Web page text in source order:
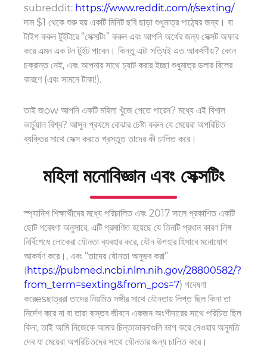
subreddit: https://www.reddit.com/r/sexting/
দাম $1 থেকে শুরু হয় একটি মিনিটছবি ছাড়া শুধুমাত্র পাঠ্যের জন্য। বা
টাইপ করুনটুইটারে “সেক্সটিং” করুন এবং আপনি অর্থের জন্য সেক্সট অফার
করে এমন এক টন টুইট পাবেন। কিন্তু এটা সত্যিই এত আকর্ষণীয়? কোন
চক্রান্ত নেই, এবং আপনার সাথে চ্যাট করার ইচ্ছা শুধুমাত্র ডলার বিলের
কারণে (এবং সামনে টাকা!).
তাই জow আপনি একটি মহিলা খুঁজে পেতে পারেন? মধ্যে এই বিশাল
ভার্চুয়াল বিশ্ব? আসুন প্রথমে বোঝার চেষ্টা করুন যে মেয়েরা অপরিচিত
ব্যক্তির সাথে সেক্স করতে প্রস্তুত তাদের কী চালিত করে।
মহিলা মনোবিজ্ঞান এবং সেক্সটিং
স্প্যানিশ শিক্ষার্থীদের মধ্যে পরিচালিত এবং 2017 সালে প্রকাশিত একটি
ছোট গবেষণা অনুসারে, এটি প্রমাণিত হয়েছে যে তিনটি প্রধান কারণ লিঙ্গ
নির্বিশেষে লোকেরা যৌনতা ব্যবহার করে, যৌন উপহার হিসাবে মনোযোগ
আকর্ষণ করে। , এবং “তাদের যৌনতা অনুভব করা”
(https://pubmed.ncbi.nlm.nih.gov/28800582/?
from_term=sexting&from_pos=7) গবেষণা
করেesছাত্ররা তাদের নিয়মিত সঙ্গীর সাথে যৌনতায় লিপ্ত ছিল কিনা তা
নির্দেশ করে না বাতারা বাস্তব জীবনে একজন অংশীদারের সাথে পরিচিত ছিল
কিনা, তাই আমি নিজেকে আমার চিন্তাভাবনাগুলি ভাগ করে নেওয়ার অনুমতি
দেব যা মেয়েরা অপরিচিতদের সাথে যৌনতার জন্য চালিত করে।